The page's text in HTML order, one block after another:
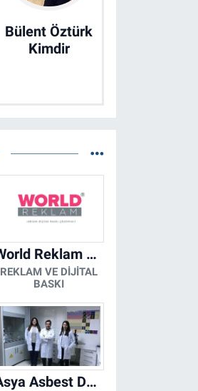
Bülent Öztürk
Kimdir
World Reklam Copy Center
REKLAM VE DIJITAL
BASKI
Asya Asbest Danışmanlık - Asbest Söküm ve Asbest Raporu